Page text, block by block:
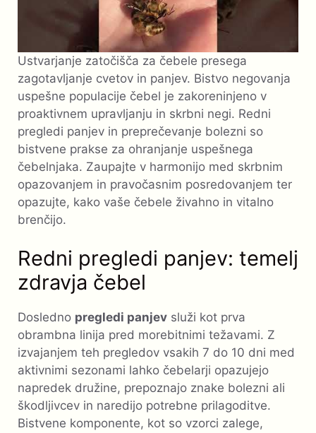
Ustvarjanje zatočišča za čebele presega
zagotavljanje cvetov in panjev. Bistvo negovanja
uspešne populacije čebel je zakoreninjeno v
proaktivnem upravljanju in skrbni negi. Redni
pregledi panjev in preprečevanje bolezni so
bistvene prakse za ohranjanje uspešnega
čebelnjaka. Zaupajte v harmonijo med skrbnim
opazovanjem in pravočasnim posredovanjem ter
opazujte, kako vaše čebele živahno in vitalno
brenčijo.
Redni pregledi panjev: temelj
zdravja čebel
Dosledno pregledi panjev služi kot prva
obrambna linija pred morebitnimi težavami. Z
izvajanjem teh pregledov vsakih 7 do 10 dni med
aktivnimi sezonami lahko čebelarji opazujejo
napredek družine, prepoznajo znake bolezni ali
škodljivcev in naredijo potrebne prilagoditve.
Bistvene komponente, kot so vzorci zalege,